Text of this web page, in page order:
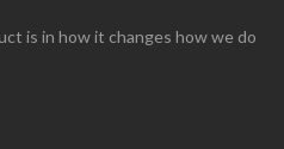
is in how it changes how we do